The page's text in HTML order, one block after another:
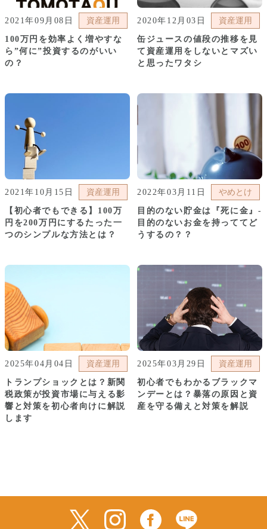
2021年09月08日 資産運用
100万円を効率よく増やすな
ら”何に”投資するのがいい
の？
2020年12月03日 資産運用
缶ジュースの値段の推移を見
て資産運用をしないとマズい
と思ったワタシ
2021年10月15日 資産運用
【初心者でもできる】100万
円を200万円にするたった一
つのシンプルな方法とは？
2022年03月11日 やめとけ
目的のない貯金は『死に金』-
目的のないお金を持っててど
うするの？？
2025年04月04日 資産運用
トランプショックとは？新関
税政策が投資市場に与える影
響と対策を初心者向けに解説
します
2025年03月29日 資産運用
初心者でもわかるブラックマ
ンデーとは？暴落の原因と資
産を守る備えと対策を解説